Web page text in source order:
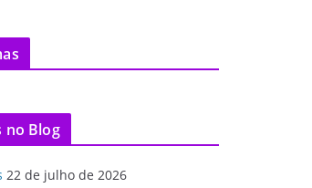
no Blog
22 de julho de 2026